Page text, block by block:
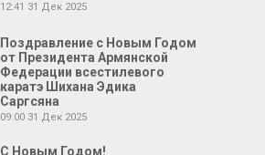
12:41 31 Дек 2025
Поздравление с Новым Годом
от Президента Армянской
Федерации всестилевого
каратэ Шихана Эдика
Саргсяна
09:00 31 Дек 2025
С Новым Годом!